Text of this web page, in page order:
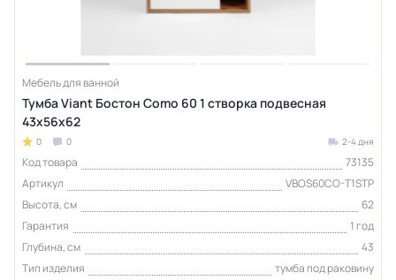
Мебель для ванной
Тумба Viant Бостон Como 60 1 створка подвесная
43х56х62
0 0 2-4 дня
Код товара
73135
Артикул
VBOS60CO-T1STP
Высота, см
62
Гарантия
1 год
Глубина, см
43
Тип изделия
тумба под раковину